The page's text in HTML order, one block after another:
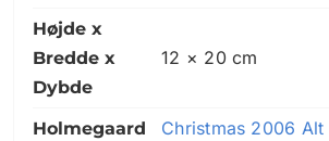
af dansk jul. Siden er en række
dygtige designere kommet til.
designeren Torben Jørgensen
stor tilfredsstillelse i at skabe
Højde x
Bredde x
Dybde
12 × 20 cm
Holmegaard
Christmas 2006 Alt